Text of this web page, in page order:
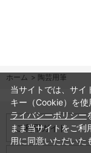
ホーム > 陶芸用筆
ご利用ガイド
当サイトでは、サイ
キー（Cookie）を
ライバシーポリシー
まま当サイトをご利
用に同意いただいた